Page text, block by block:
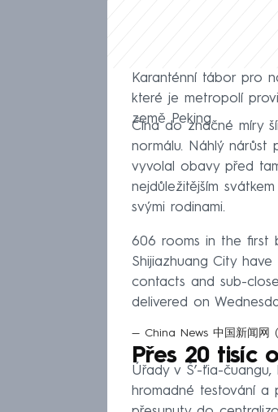
Karanténní tábor pro
které je metropolí
země Peking.
Čína do značné míry
normálu. Náhlý nárůst
vyvolal obavy před
nejdůležitějším
svými rodinami.
606 rooms in the first
Shijiazhuang City
contacts and sub-
delivered on
— China News 中国新闻网
Přes 20 tisíc
Úřady v Š’-ťia-
hromadné testování a